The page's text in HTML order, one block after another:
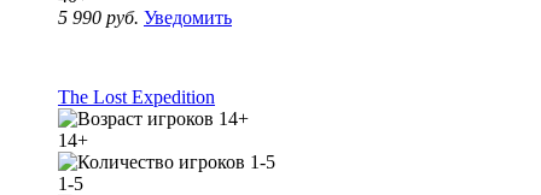
5 990 руб. Уведомить
The Lost Expedition
14+
1-5